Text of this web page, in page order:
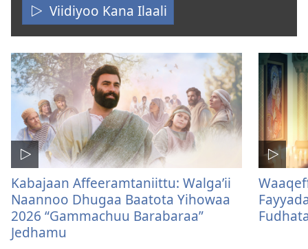
Viidiyoo Kana Ilaali
Kabajaan Affeeramtaniittu: Walgaʼii
Naannoo Dhugaa Baatota Yihowaa
2026 “Gammachuu Barabaraa”
Jedhamu